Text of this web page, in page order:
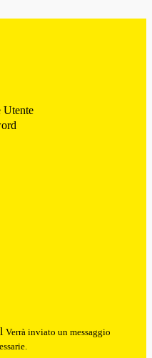
Utente
Verrà inviato un messaggio